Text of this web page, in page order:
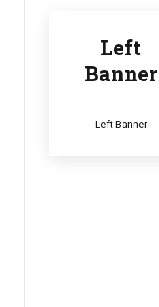
Left
Banner
Left Banner